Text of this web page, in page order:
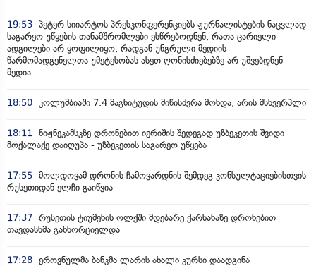
19:53 პეტერ სიიარტოს პრესკონფერენციებს ჟურნალისტების ნაცვლად
საგარეო უწყების თანამშრომლები ესწრებოდნენ, რათა ცარიელი
ადგილები არ ყოფილიყო, რადგან უნგრული მედიის
წარმომადგენელთა უმეტესობას ასეთ ღონისძიებებზე არ უშვებდნენ -
მედია
18:50 კოლუმბიაში 7.4 მაგნიტუდის მიწისძვრა მოხდა, არის მსხვერპლი
18:11
ნიჟნეკამსკზე დრონებით იერიშის შედეგად უზბეკეთის შვიდი
მოქალაქე დაიღუპა - უზბეკეთის საგარეო უწყება
17:55 მოლდოვამ დრონის ჩამოვარდნის შემდეგ კონსულტაციებისთვის
რუსეთიდან ელჩი გაიწვია
17:37 რუსეთის ტიუმენის ოლქში მდებარე ქარხანაზე დრონებით
თავდასხმა განხორციელდა
17:28 ეროვნულმა ბანკმა ლარის ახალი კურსი დაადგინა